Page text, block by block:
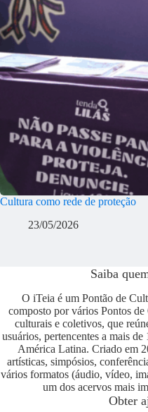
Cultura como rede de proteção
23/05/2026
Saiba
O iTeia é um Pontão de
composto por vários Pontos
culturais e coletivos, que
usuários, pertencentes a mais
América Latina. Criado em
artísticas, simpósios,
vários formatos (áudio, vídeo,
um dos acervos mais
Obter